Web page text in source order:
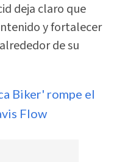
deja claro que
y fortalecer
de su
Biker' rompe el
Flow